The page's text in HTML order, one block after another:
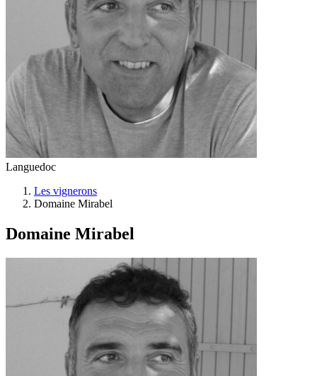
Languedoc
Les vignerons
Domaine Mirabel
Domaine Mirabel